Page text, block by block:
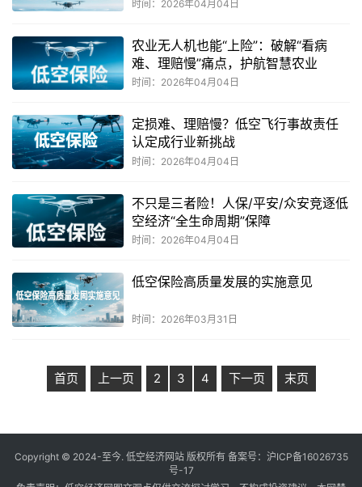
时间：2026年04月04日
农业无人机也能“上险”：破解“看病
难、理赔慢”痛点，护航智慧农业
时间：2026年04月04日
定损难、理赔慢？低空飞行事故责任
认定成行业新挑战
时间：2026年04月04日
不只是三者险！人保/平安/众安竞逐低
空经济“全生命周期”保障
时间：2026年04月04日
低空保险高质量发展的实施意见
时间：2026年03月31日
首页 上一页 2 3 4 下一页 末页
Copyright © 2024-至今. 低空经济网站 版权所有 备案号： 沪ICP备16026735
号-17